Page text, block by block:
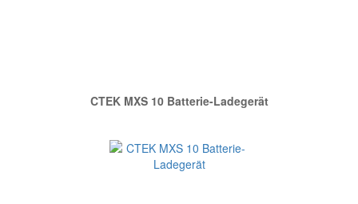
CTEK MXS 10 Batterie-Ladegerät